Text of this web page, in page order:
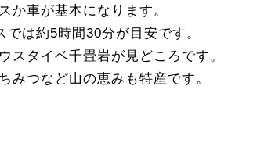
か車が基本になります。
は約5時間30分が目安です。
スタイベ千畳岩が見どころです。
みつなど山の恵みも特産です。